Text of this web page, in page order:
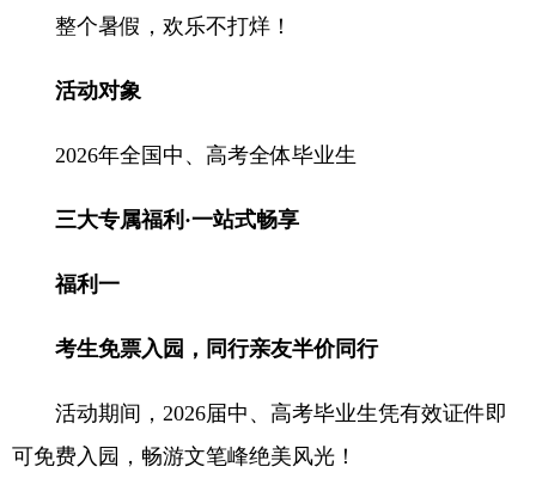
整个暑假，欢乐不打烊！
活动对象
2026年全国中、高考全体毕业生
三大专属福利·一站式畅享
福利一
考生免票入园，同行亲友半价同行
活动期间，2026届中、高考毕业生凭有效证件即
可免费入园，畅游文笔峰绝美风光！